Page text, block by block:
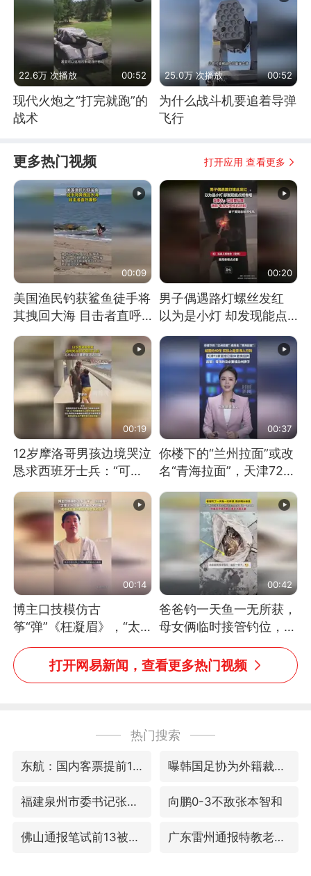
22.6万 次播放 00:52
现代火炮之“打完就跑”的
战术
25.0万 次播放 00:52
为什么战斗机要追着导弹
飞行
更多热门视频 打开应用 查看更多
00:09
美国渔民钓获鲨鱼徒手将
其拽回大海 目击者直呼
震惊 （视频来源：参考
消息）
00:20
男子偶遇路灯螺丝发红
以为是小灯 却发现能点
燃香烟 当事人：已报警
处理
00:19
12岁摩洛哥男孩边境哭泣
恳求西班牙士兵：“可不
可以不要把我遣返回国”
00:37
你楼下的“兰州拉面”或改
名“青海拉面”，天津72家
面馆已集体更换招牌
00:14
博主口技模仿古
筝“弹”《枉凝眉》，“太
像了～你是吃古筝长大的
吗？”“或将成为首位考级
不带古筝的选手。”（来
00:42
爸爸钓一天鱼一无所获，
母女俩临时接管钓位，用
玩具鱼竿钓上大鱼
打开网易新闻，查看更多热门视频
热门搜索
东航：国内客票提前14天免费退改 曝韩国足协为外籍裁判员安排色情招待
福建泉州市委书记张毅恭被查 向鹏0-3不敌张本智和
佛山通报笔试前13被淘汰后5名进体检 广东雷州通报特教老师招聘违规事件